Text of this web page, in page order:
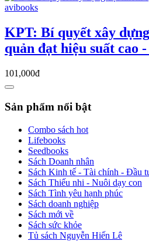
KPT: Bí quyết xây
quản đạt hiệu suất cao
101,000đ
Sản phẩm nổi bật
Combo sách hot
Lifebooks
Seedbooks
Sách Doanh nhân
Sách Kinh tế - Tài chính - Đầu
Sách Thiếu nhi - Nuôi dạy con
Sách Tình yêu hạnh phúc
Sách doanh nghiệp
Sách mới về
Sách sức khỏe
Tủ sách Nguyễn Hiến Lê